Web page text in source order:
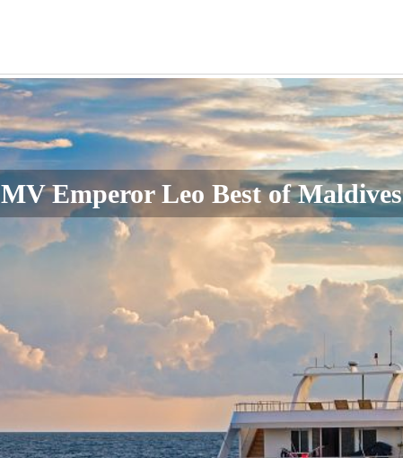
MV Emperor Leo Best of Maldives